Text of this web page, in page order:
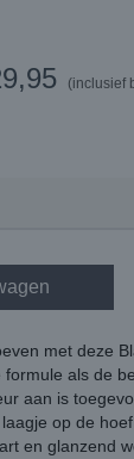
(inclusief
met deze
als de
aan is
op de
en glanzend